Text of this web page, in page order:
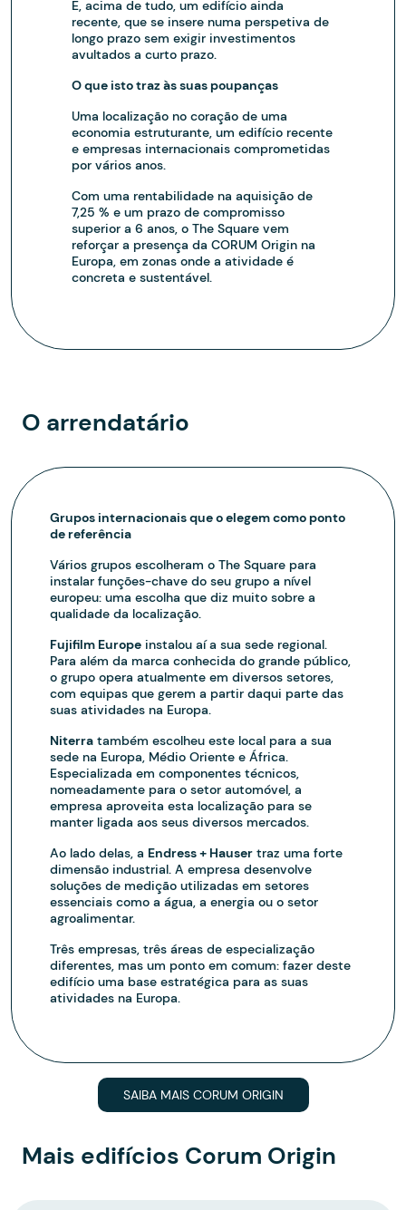
E, acima de tudo, um edifício ainda
recente, que se insere numa perspetiva de
longo prazo sem exigir investimentos
avultados a curto prazo.
O que isto traz às suas poupanças
Uma localização no coração de uma
economia estruturante, um edifício recente
e empresas internacionais comprometidas
por vários anos.
Com uma rentabilidade na aquisição de
7,25 % e um prazo de compromisso
superior a 6 anos, o The Square vem
reforçar a presença da CORUM Origin na
Europa, em zonas onde a atividade é
concreta e sustentável.
O arrendatário
Grupos internacionais que o elegem como ponto
de referência
Vários grupos escolheram o The Square para
instalar funções-chave do seu grupo a nível
europeu: uma escolha que diz muito sobre a
qualidade da localização.
Fujifilm Europe instalou aí a sua sede regional.
Para além da marca conhecida do grande público,
o grupo opera atualmente em diversos setores,
com equipas que gerem a partir daqui parte das
suas atividades na Europa.
Niterra também escolheu este local para a sua
sede na Europa, Médio Oriente e África.
Especializada em componentes técnicos,
nomeadamente para o setor automóvel, a
empresa aproveita esta localização para se
manter ligada aos seus diversos mercados.
Ao lado delas, a Endress + Hauser traz uma forte
dimensão industrial. A empresa desenvolve
soluções de medição utilizadas em setores
essenciais como a água, a energia ou o setor
agroalimentar.
Três empresas, três áreas de especialização
diferentes, mas um ponto em comum: fazer deste
edifício uma base estratégica para as suas
atividades na Europa.
SAIBA MAIS CORUM ORIGIN
Mais edifícios Corum Origin